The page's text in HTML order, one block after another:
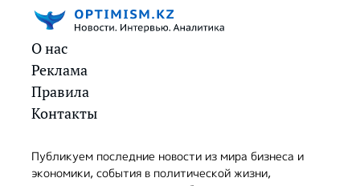
О нас
Реклама
Правила
Контакты
Публикуем последние новости из мира бизнеса и
экономики, события в политической жизни,